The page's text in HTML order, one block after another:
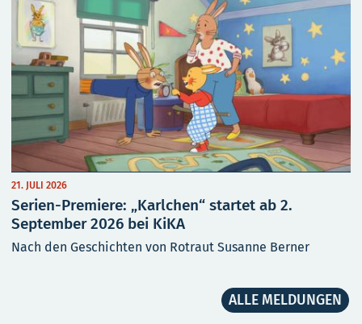
21. JULI 2026
Serien-Premiere: „Karlchen“ startet ab 2.
September 2026 bei KiKA
Nach den Geschichten von Rotraut Susanne Berner
ALLE MELDUNGEN